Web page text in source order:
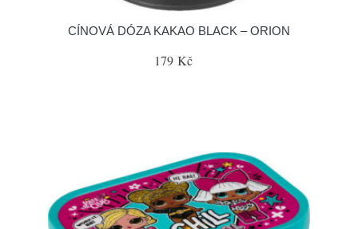
CÍNOVÁ DÓZA KAKAO BLACK – ORION
179 Kč